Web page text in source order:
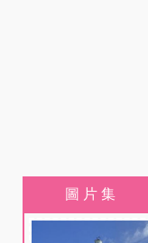
圖 片 集